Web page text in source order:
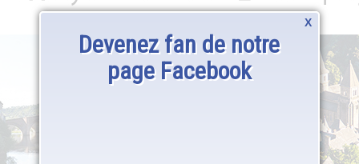
Cliquez-ici pour participer!
X
Devenez fan de notre
page Facebook